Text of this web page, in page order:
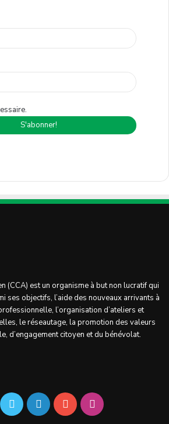
(CCA) est un organisme à but non lucratif qui
ses objectifs, l’aide des nouveaux arrivants à
l’organisation d’ateliers et
le réseautage, la promotion des valeurs
d’engagement citoyen et du bénévolat.
TwitterLinkedinYouTubeInstagram